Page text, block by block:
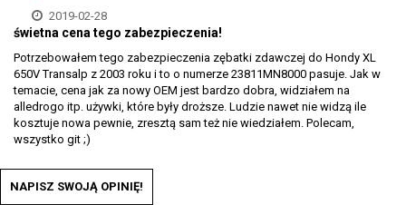
2019-02-28
świetna cena tego zabezpieczenia!
Potrzebowałem tego zabezpieczenia zębatki zdawczej do Hondy XL
650V Transalp z 2003 roku i to o numerze 23811MN8000 pasuje. Jak w
temacie, cena jak za nowy OEM jest bardzo dobra, widziałem na
alledrogo itp. używki, które były droższe. Ludzie nawet nie widzą ile
kosztuje nowa pewnie, zresztą sam też nie wiedziałem. Polecam,
wszystko git ;)
NAPISZ SWOJĄ OPINIĘ!